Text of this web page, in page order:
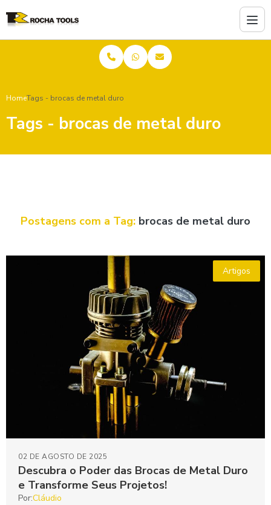
HomeTags - brocas de metal duro
Tags - brocas de metal duro
Postagens com a Tag: brocas de metal duro
Artigos
Descubra o Poder das Brocas de Metal Duro
e Transforme Seus Projetos!
02 DE AGOSTO DE 2025
Por:Cláudio